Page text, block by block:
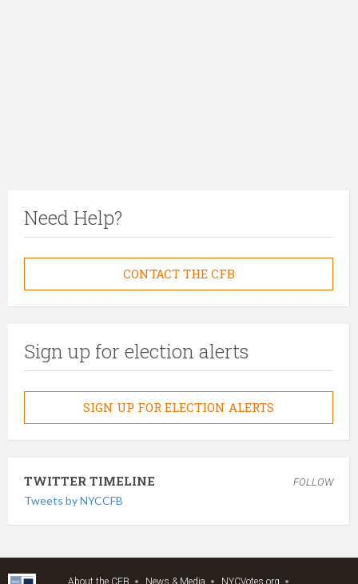
Need Help?
CONTACT THE CFB
Sign up for election alerts
SIGN UP FOR ELECTION ALERTS
TWITTER TIMELINE FOLLOW
Tweets by NYCCFB
About the CFB News & Media NYCVotes.org